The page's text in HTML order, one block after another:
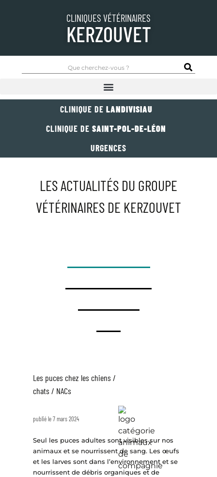
CLINIQUES VÉTÉRINAIRES
KERZOUVET
CLINIQUE DE LANDIVISIAU
CLINIQUE DE SAINT-POL-DE-LÉON
URGENCES
LES ACTUALITÉS DU GROUPE
VÉTÉRINAIRES DE KERZOUVET
Les puces chez les chiens /
chats / NACs
publié le 7 mars 2024
Seul les puces adultes sont visibles sur nos
animaux et se nourrissent de sang. Les œufs
et les larves sont dans l’environnement et se
nourrissent de débris organiques et de